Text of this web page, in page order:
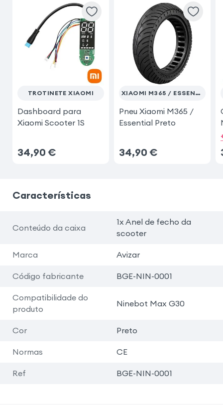
TROTINETE XIAOMI
Dashboard para
Xiaomi Scooter 1S
34,90 €
XIAOMI M365 / ESSENTIAL
Pneu Xiaomi M365 /
Essential Preto
34,90 €
Características
Conteúdo da caixa
1x Anel de fecho da
scooter
Marca Avizar
Código fabricante BGE-NIN-0001
Compatibilidade do
produto
Ninebot Max G30
Cor Preto
Normas CE
Ref BGE-NIN-0001